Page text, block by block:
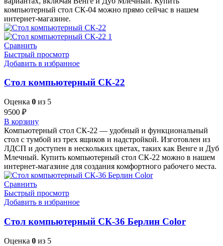
компьютерный стол СК-04 можно прямо сейчас в нашем
интернет-магазине.
Сравнить
Быстрый просмотр
Добавить в избранное
Стол компьютерный СК-22
Оценка 0 из 5
9500 ₽
В корзину
Компьютерный стол СК-22 — удобный и функциональный
стол с тумбой из трех ящиков и надстройкой. Изготовлен из
ЛДСП и доступен в нескольких цветах, таких как Венге и Дуб
Млечный. Купить компьютерный стол СК-22 можно в нашем
интернет-магазине для создания комфортного рабочего места.
Сравнить
Быстрый просмотр
Добавить в избранное
Стол компьютерный СК-36 Берлин Сolor
Оценка 0 из 5